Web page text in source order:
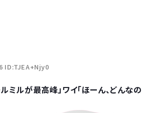
ID:TJEA+Njy0
ミルが最高峰」ワイ「ほーん、どんなの